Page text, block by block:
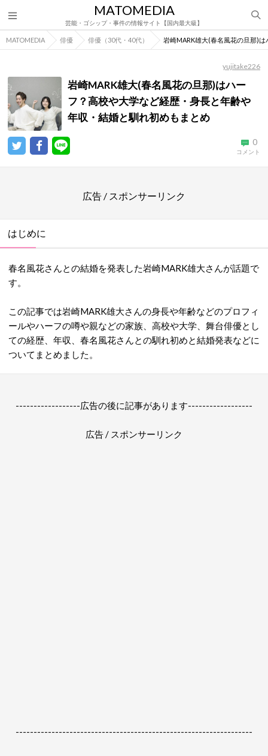
MATOMEDIA
芸能・ゴシップ・事件の情報サイト【国内最大級】
MATOMEDIA 俳優 俳優（30代・40代） 岩崎MARK雄大(春名風花の旦那)
yujitake226
岩崎MARK雄大(春名風花の旦那)はハー
フ？高校や大学など経歴・身長と年齢や
年収・結婚と馴れ初めもまとめ
0
コメント
広告 / スポンサーリンク
はじめに
春名風花さんとの結婚を発表した岩崎MARK雄大さんが話題で
す。
この記事では岩崎MARK雄大さんの身長や年齢などのプロフィ
ールやハーフの噂や親などの家族、高校や大学、舞台俳優とし
ての経歴、年収、春名風花さんとの馴れ初めと結婚発表などに
ついてまとめました。
------------------広告の後に記事があります------------------
広告 / スポンサーリンク
------------------------------------------------------------------